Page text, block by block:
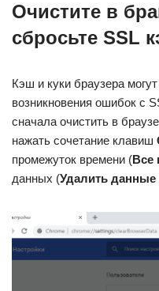
Очистите в
сбросьте SSL
Кэш и куки браузера
возникновения ошибок с
сначала очистить в
нажать сочетание клавиш
промежуток времени (Все
данных (Удалить данные